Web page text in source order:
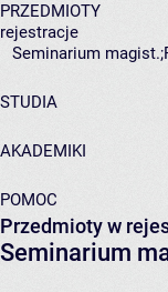
PRZEDMIOTY
rejestracje
Seminarium
STUDIA
AKADEMIKI
POMOC
Przedmioty w
Seminarium